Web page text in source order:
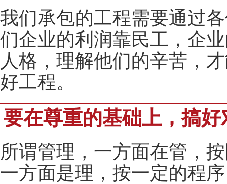
我们承包的工程需要通过
们企业的利润靠民工，企
人格，理解他们的辛苦，
好工程。
要在尊重的基础上，搞
所谓管理，一方面在管，
一方面是理，按一定的程